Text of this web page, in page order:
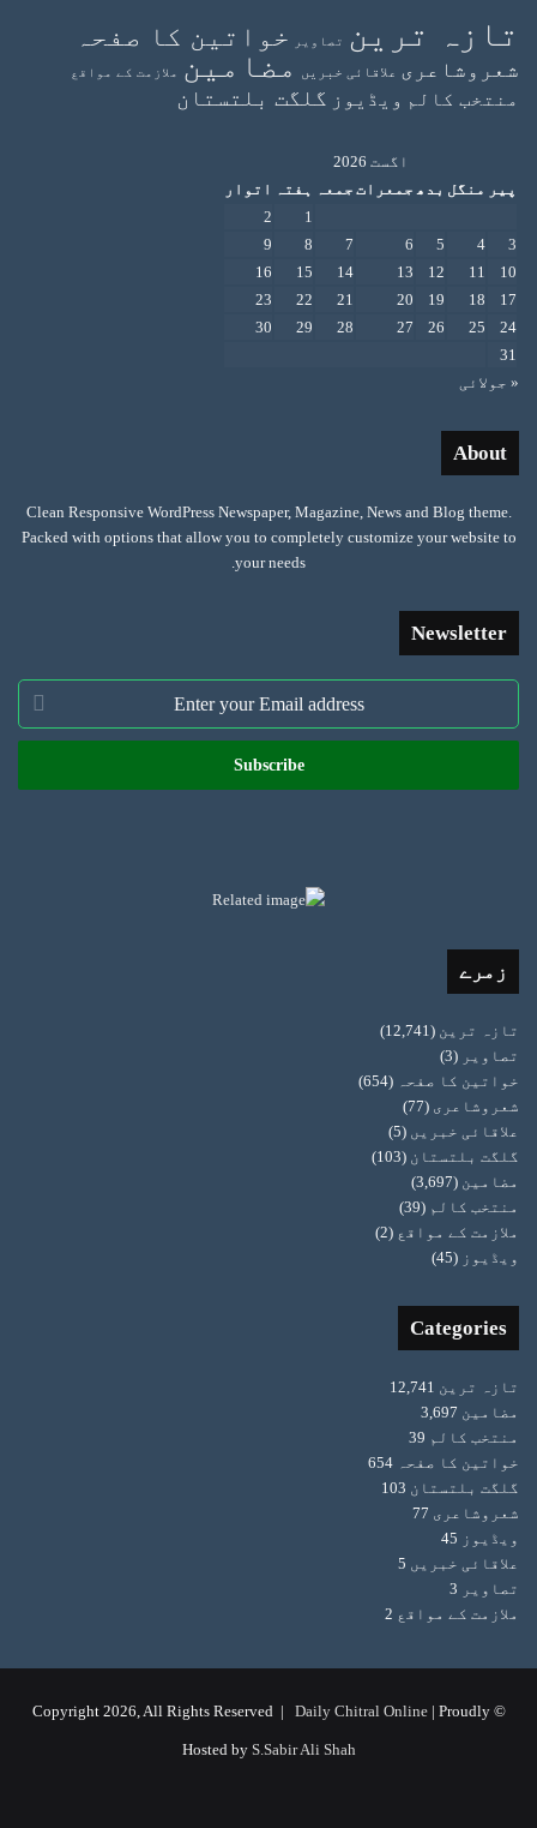
تازہ ترین تصاویر خواتین کا صفحہ
شعروشاعری علاقائی خبریں مضامین ملازمت کے مواقع
منتخب کالم ویڈیوز گلگت بلتستان
اگست 2026
پیر منگل بدھ جمعرات جمعہ ہفتہ اتوار
1
2
3
4
5
6
7
8
9
10
11
12
13
14
15
16
17
18
19
20
21
22
23
24
25
26
27
28
29
30
31
« جولائی
About
Clean Responsive WordPress Newspaper, Magazine, News and Blog theme.
Packed with options that allow you to completely customize your website to
your needs.
Newsletter
Email
زمرے
تازہ ترین (12,741)
تصاویر (3)
خواتین کا صفحہ (654)
شعروشاعری (77)
علاقائی خبریں (5)
گلگت بلتستان (103)
مضامین (3,697)
منتخب کالم (39)
ملازمت کے مواقع (2)
ویڈیوز (45)
Categories
تازہ ترین 12,741
مضامین 3,697
منتخب کالم 39
خواتین کا صفحہ 654
گلگت بلتستان 103
شعروشاعری 77
ویڈیوز 45
علاقائی خبریں 5
تصاویر 3
ملازمت کے مواقع 2
© Copyright 2026, All Rights Reserved |
Daily Chitral Online| Proudly
Hosted by S.Sabir Ali Shah